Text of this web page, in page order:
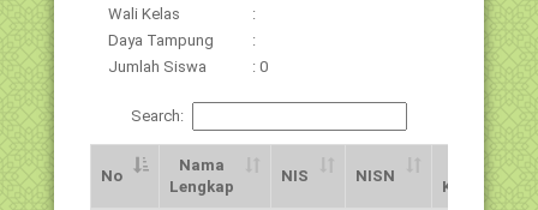
Wali Kelas
:
Daya Tampung
:
Jumlah Siswa
: 0
Search:
No
Nama
Lengkap
NIS NISN
Kelamin